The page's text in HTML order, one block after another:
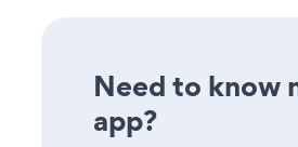
Need to know
app?